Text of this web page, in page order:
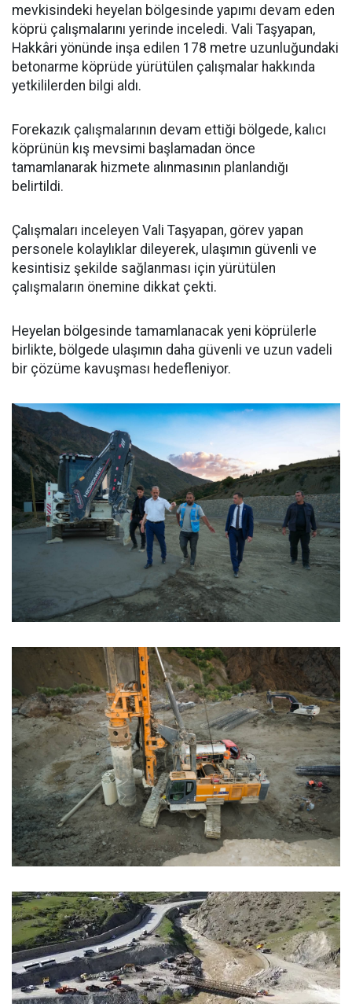
mevkisindeki heyelan bölgesinde yapımı devam eden
köprü çalışmalarını yerinde inceledi. Vali Taşyapan,
Hakkâri yönünde inşa edilen 178 metre uzunluğundaki
betonarme köprüde yürütülen çalışmalar hakkında
yetkililerden bilgi aldı.
Forekazık çalışmalarının devam ettiği bölgede, kalıcı
köprünün kış mevsimi başlamadan önce
tamamlanarak hizmete alınmasının planlandığı
belirtildi.
Çalışmaları inceleyen Vali Taşyapan, görev yapan
personele kolaylıklar dileyerek, ulaşımın güvenli ve
kesintisiz şekilde sağlanması için yürütülen
çalışmaların önemine dikkat çekti.
Heyelan bölgesinde tamamlanacak yeni köprülerle
birlikte, bölgede ulaşımın daha güvenli ve uzun vadeli
bir çözüme kavuşması hedefleniyor.